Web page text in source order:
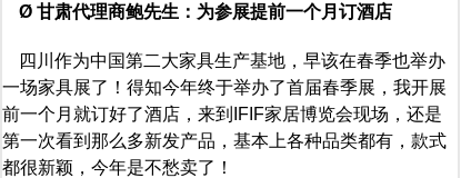
Ø 甘肃代理商鲍先生：为参展提前一个月订酒店
四川作为中国第二大家具生产基地，早该在春季也举办
一场家具展了！得知今年终于举办了首届春季展，我开展
前一个月就订好了酒店，来到IFIF家居博览会现场，还是
第一次看到那么多新发产品，基本上各种品类都有，款式
都很新颖，今年是不愁卖了！